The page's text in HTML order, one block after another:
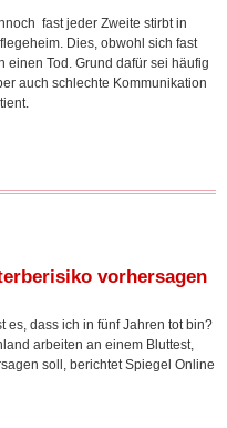
fast jeder Zweite stirbt in
Dies, obwohl sich fast
einen Tod. Grund dafür sei häufig
auch schlechte Kommunikation
vorhersagen
es, dass ich in fünf Jahren tot bin?
arbeiten an einem Bluttest,
soll, berichtet Spiegel Online